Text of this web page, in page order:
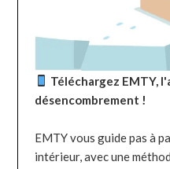
Téléchargez EMTY,
désencombrement !
EMTY vous guide pas à
intérieur, avec une